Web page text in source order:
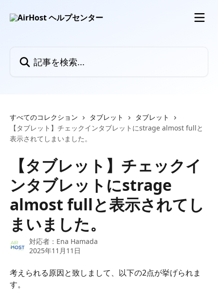
すべてのコレクション タブレット
タブレット
【タブレット】チェックインタブレットにstrage almost fullと
表示されてしまいました。
【タブレット】チェックイ
ンタブレットにstrage
almost fullと表示されてし
まいました。
対応者： Ena Hamada
2025年11月11日
考えられる原因と致しまして、以下の2点が挙げられま
す。